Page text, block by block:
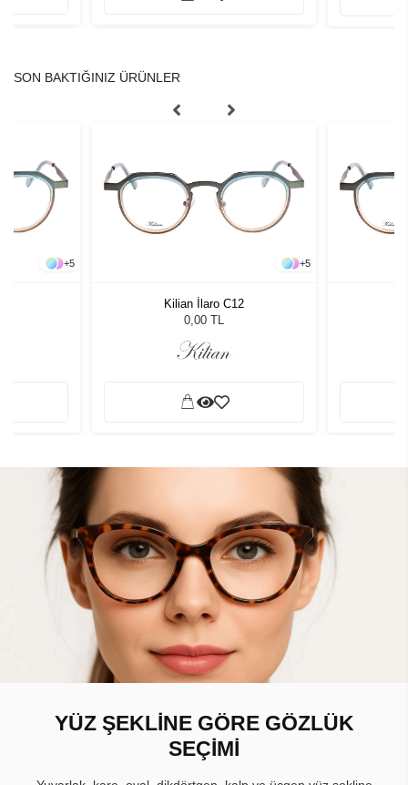
SON BAKTIĞINIZ ÜRÜNLER
+5 +5
Kilian İlaro C12
0,00 TL
YÜZ ŞEKLİNE GÖRE GÖZLÜK
SEÇİMİ